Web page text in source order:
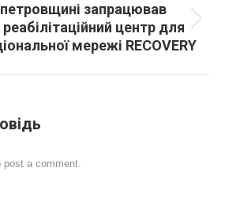
Next
post:
запрацював
реабілітаційний центр для
мережі RECOVERY
post a comment.